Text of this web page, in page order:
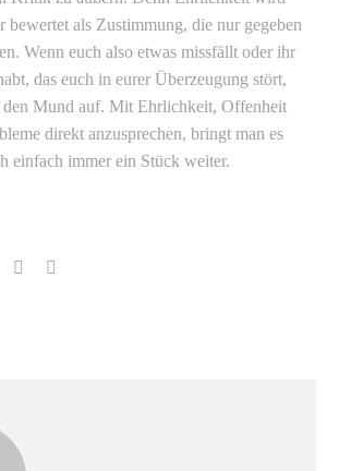
bewertet als Zustimmung, die nur gegeben
Wenn euch also etwas missfällt oder ihr
das euch in eurer Überzeugung stört,
den Mund auf. Mit Ehrlichkeit, Offenheit
direkt anzusprechen, bringt man es
einfach immer ein Stück weiter.